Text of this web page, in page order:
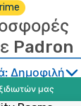
Padron
Δημοφιλή
μας